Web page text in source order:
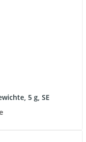
5 g, SE